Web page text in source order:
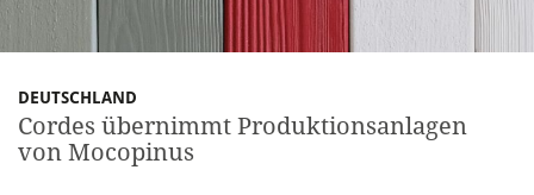
DEUTSCHLAND
Cordes übernimmt Produktionsanlagen
von Mocopinus